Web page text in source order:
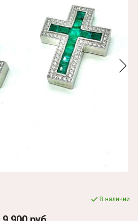
В наличии